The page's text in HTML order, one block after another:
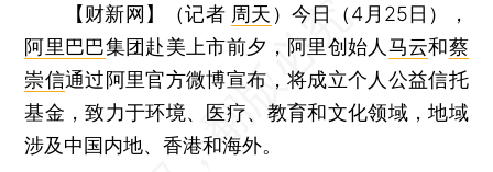
【财新网】（记者 周天 ） 今日（4月25日），
阿里巴巴集团赴美上市前夕，阿里创始人 马云和蔡
崇信通过阿里官方微博宣布，将成立个人公益信托
基金，致力于环境、医疗、教育和文化领域，地域
涉及中国内地、香港和海外。